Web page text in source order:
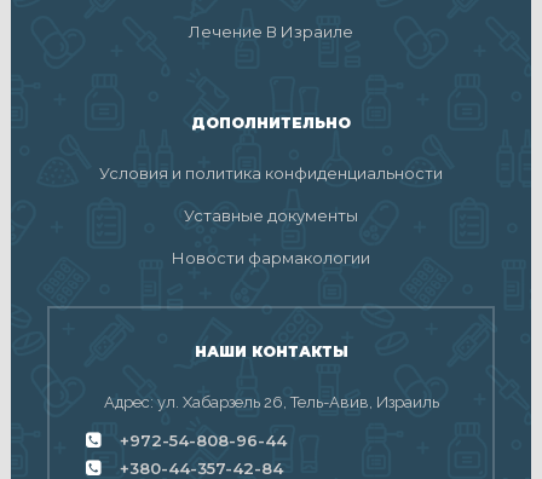
Лечение В Израиле
ДОПОЛНИТЕЛЬНО
Условия и политика конфиденциальности
Уставные документы
Новости фармакологии
НАШИ КОНТАКТЫ
Адрес: ул. Хабарзель 26, Тель-Авив, Израиль
+972-54-808-96-44
+380-44-357-42-84